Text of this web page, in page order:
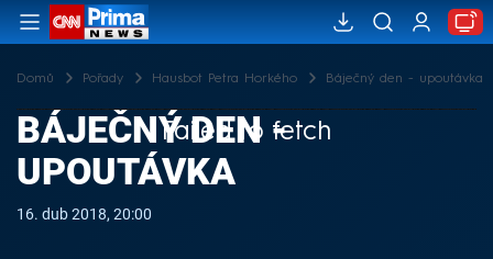
Domů Pořady Hausbot Petra Horkého Báječný den - upoutávka
Failed to fetch
BÁJEČNÝ DEN -
UPOUTÁVKA
16. dub 2018, 20:00